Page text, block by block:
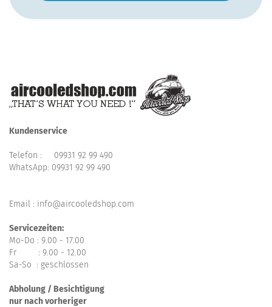
Kundenservice
Telefon : 09931 92 99 490
WhatsApp: 09931 92 99 490
Email : info@aircooledshop.com
Servicezeiten:
Mo-Do : 9.00 - 17.00
Fr : 9.00 - 12.00
Sa-So : geschlossen
Abholung / Besichtigung
nur nach vorheriger